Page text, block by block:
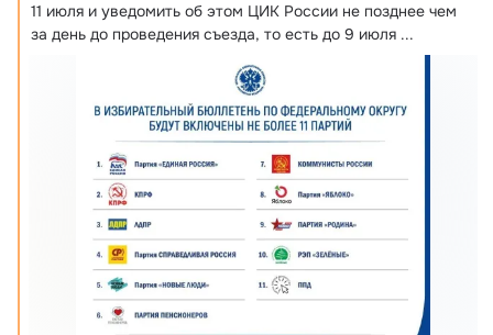
11 июля и уведомить об этом ЦИК России не позднее чем
за день до проведения съезда, то есть до 9 июля ...